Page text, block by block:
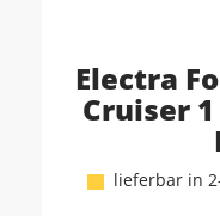
Electra
Cruiser
lieferbar in